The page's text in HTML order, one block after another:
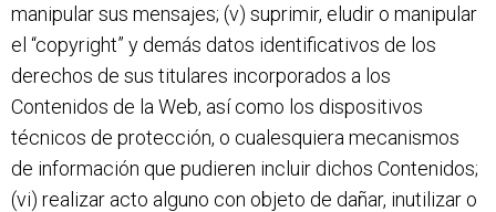
manipular sus mensajes; (v) suprimir, eludir o manipular
el “copyright” y demás datos identificativos de los
derechos de sus titulares incorporados a los
Contenidos de la Web, así como los dispositivos
técnicos de protección, o cualesquiera mecanismos
de información que pudieren incluir dichos Contenidos;
(vi) realizar acto alguno con objeto de dañar, inutilizar o